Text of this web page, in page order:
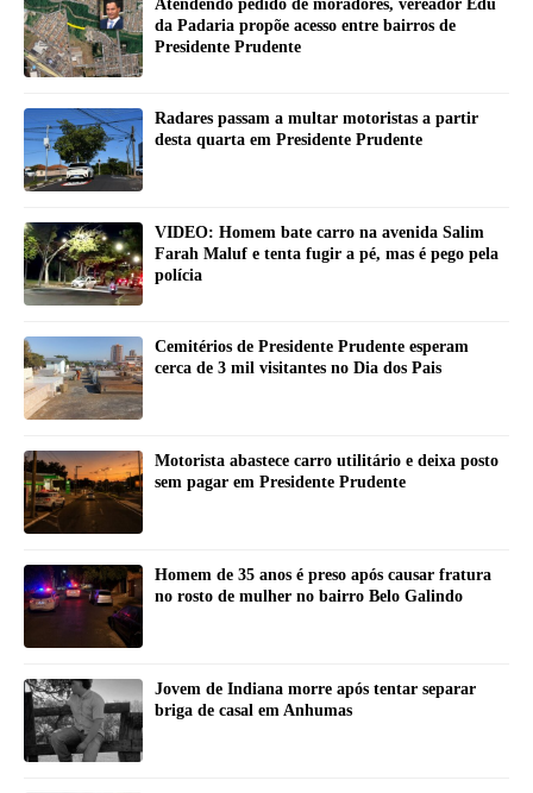
Atendendo pedido de moradores, vereador Edu
da Padaria propõe acesso entre bairros de
Presidente Prudente
Radares passam a multar motoristas a partir
desta quarta em Presidente Prudente
VIDEO: Homem bate carro na avenida Salim
Farah Maluf e tenta fugir a pé, mas é pego pela
polícia
Cemitérios de Presidente Prudente esperam
cerca de 3 mil visitantes no Dia dos Pais
Motorista abastece carro utilitário e deixa posto
sem pagar em Presidente Prudente
Homem de 35 anos é preso após causar fratura
no rosto de mulher no bairro Belo Galindo
Jovem de Indiana morre após tentar separar
briga de casal em Anhumas